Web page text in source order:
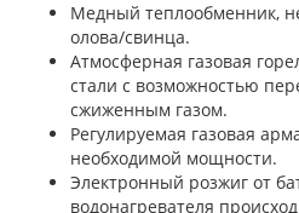
Медный теплообменник,
олова/свинца.
Атмосферная газовая
стали с возможностью
сжиженным газом.
Регулируемая газовая
необходимой мощности.
Электронный розжиг от
водонагревателя